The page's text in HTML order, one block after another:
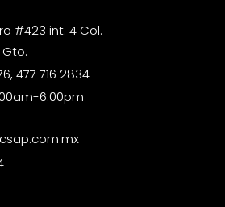
#423 int. 4 Col.
477 716 2834
6:00pm